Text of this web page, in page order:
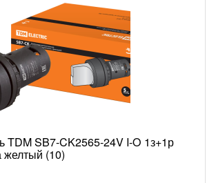
TDM SB7-CK2565-24V I-O 1з+1р
желтый (10)